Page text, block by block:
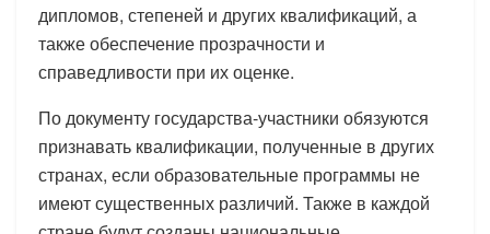
дипломов, степеней и других квалификаций, а
также обеспечение прозрачности и
справедливости при их оценке.
По документу государства-участники обязуются
признавать квалификации, полученные в других
странах, если образовательные программы не
имеют существенных различий. Также в каждой